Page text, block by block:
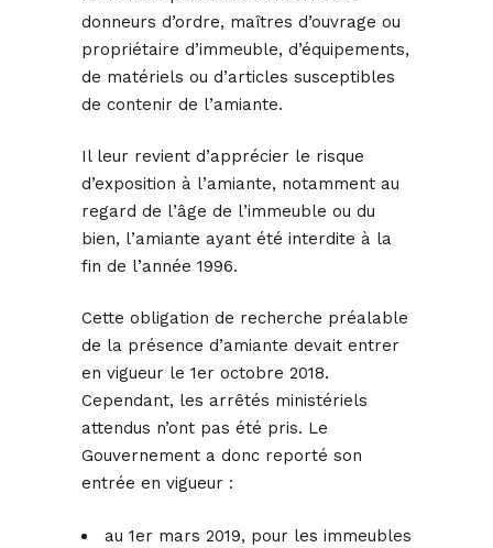
donneurs d’ordre, maîtres d’ouvrage ou
propriétaire d’immeuble, d’équipements,
de matériels ou d’articles susceptibles
de contenir de l’amiante.
Il leur revient d’apprécier le risque
d’exposition à l’amiante, notamment au
regard de l’âge de l’immeuble ou du
bien, l’amiante ayant été interdite à la
fin de l’année 1996.
Cette obligation de recherche préalable
de la présence d’amiante devait entrer
en vigueur le 1er octobre 2018.
Cependant, les arrêtés ministériels
attendus n’ont pas été pris. Le
Gouvernement a donc reporté son
entrée en vigueur :
au 1er mars 2019, pour les immeubles